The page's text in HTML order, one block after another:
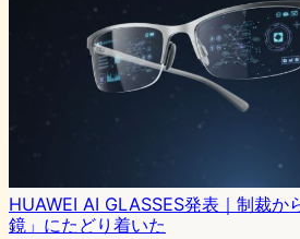
HUAWEI AI GLASSES発表｜制裁か
鏡」にたどり着いた